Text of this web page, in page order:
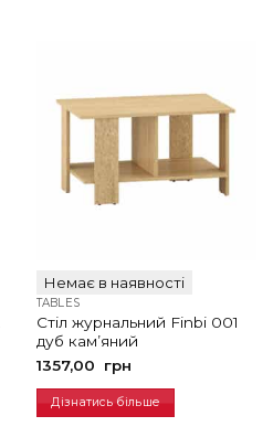
Немає в наявності
TABLES
Стіл журнальний Finbi 001
дуб кам’яний
1357,00
грн
Дізнатись більше